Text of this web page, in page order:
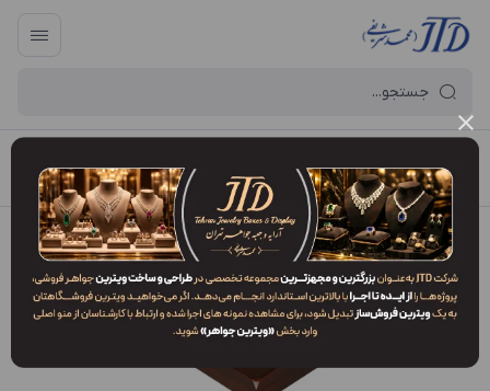
آرایه و جعبه جواهر تهران / فهرست محصولات / جعبه نیم ست NO1 WDV2